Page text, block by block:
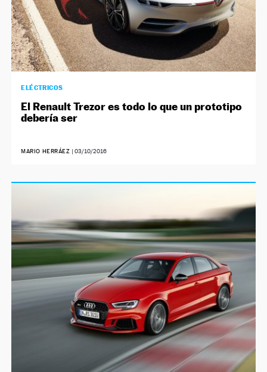
ELÉCTRICOS
El Renault Trezor es todo lo que un prototipo
debería ser
MARIO HERRÁEZ | 03/10/2016